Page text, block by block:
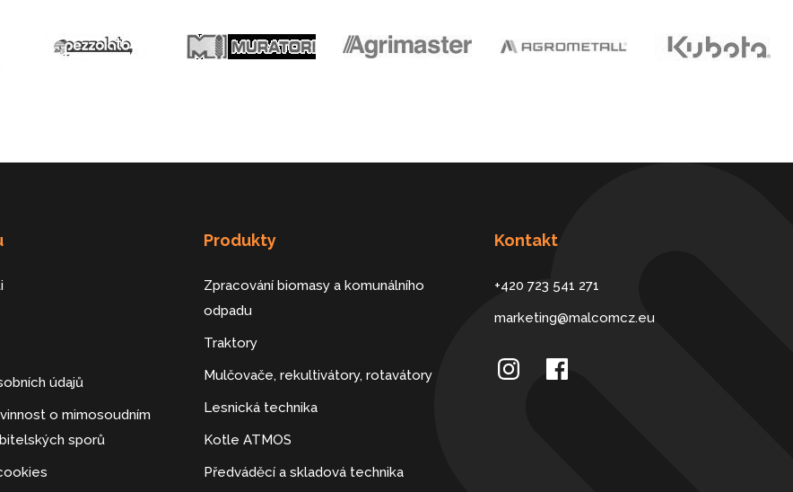
údajů
o mimosoudním
sporů
Produkty
Zpracování biomasy a komunálního
odpadu
Traktory
Mulčovače, rekultivátory, rotavátory
Lesnická technika
Kotle ATMOS
Předváděcí a skladová technika
Kontakt
+420 723 541 271
marketing@malcomcz.eu